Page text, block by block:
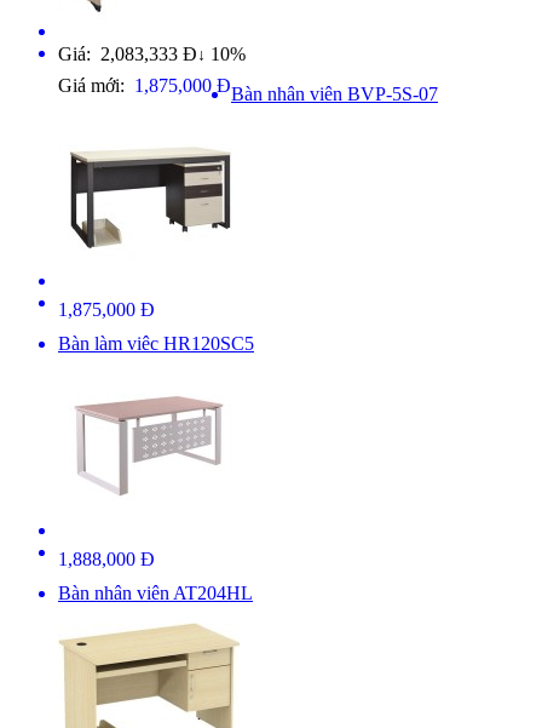
Giá: 2,083,333 Đ ↓ 10%
Giá mới: 1,875,000 ĐBàn nhân viên BVP-5S-07
1,875,000 Đ
Bàn làm viêc HR120SC5
1,888,000 Đ
Bàn nhân viên AT204HL